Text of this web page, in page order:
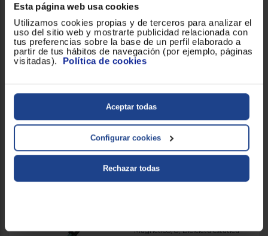
Esta página web usa cookies
Utilizamos cookies propias y de terceros para analizar el
uso del sitio web y mostrarte publicidad relacionada con
tus preferencias sobre la base de un perfil elaborado a
partir de tus hábitos de navegación (por ejemplo, páginas
visitadas). Política de cookies
Aceptar todas
Configurar cookies
Rechazar todas
DRUMFIT INDOOR EOLO
6, Sistema de medición de Pulso,
Sistema de Freno Magnético, 32,
Bicicleta indoor de resistencia
combinada aire y magnética
489 €
Comparar
Bicicleta estática Cecotec
Magnético, 8, Bicicleta estática